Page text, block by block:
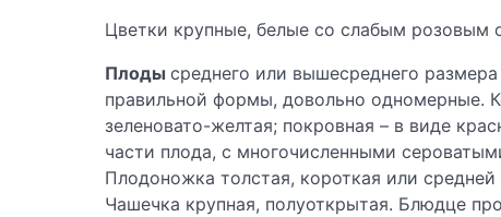
Цветки крупные, белые со слабым розовым
Плоды среднего или вышесреднего
правильной формы, довольно одномерные.
зеленовато-желтая; покровная – в виде
части плода, с многочисленными
Плодоножка толстая, короткая или
Чашечка крупная, полуоткрытая. Блюдце